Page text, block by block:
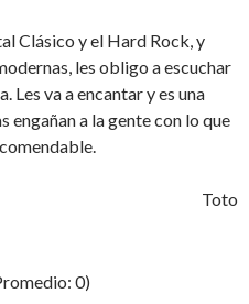
Clásico y el Hard Rock, y
les obligo a escuchar
Les va a encantar y es una
engañan a la gente con lo que
Toto
0)